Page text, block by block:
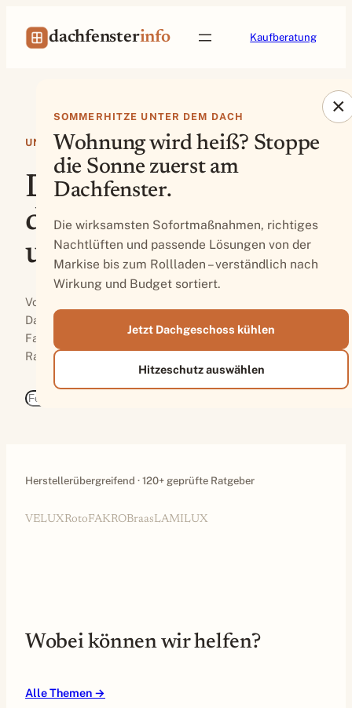
Inhalt
springen
dachfensterinfo Kaufberatung
×
SOMMERHITZE UNTER DEM DACH
Wohnung wird heiß? Stoppe
die Sonne zuerst am
Dachfenster.
Die wirksamsten Sofortmaßnahmen, richtiges
Nachtlüften und passende Lösungen von der
Markise bis zum Rollladen – verständlich nach
Wirkung und Budget sortiert.
Jetzt Dachgeschoss kühlen
Hitzeschutz auswählen
UNABHÄNGIGER RATGEBER
Das richtige Licht &
der richtige Schutz
unterm Dach.
Von Verdunkelung über Hitzeschutz bis zum passenden
Dachfenster — wir vergleichen Produkte von Velux, Roto,
Fakro & LAMILUX und zeigen, was wirklich zu deinem
Raum passt.
S
Herstellerübergreifend · 120+ geprüfte Ratgeber
VELUXRotoFAKROBraasLAMILUX
Wobei können wir helfen?
Alle Themen →